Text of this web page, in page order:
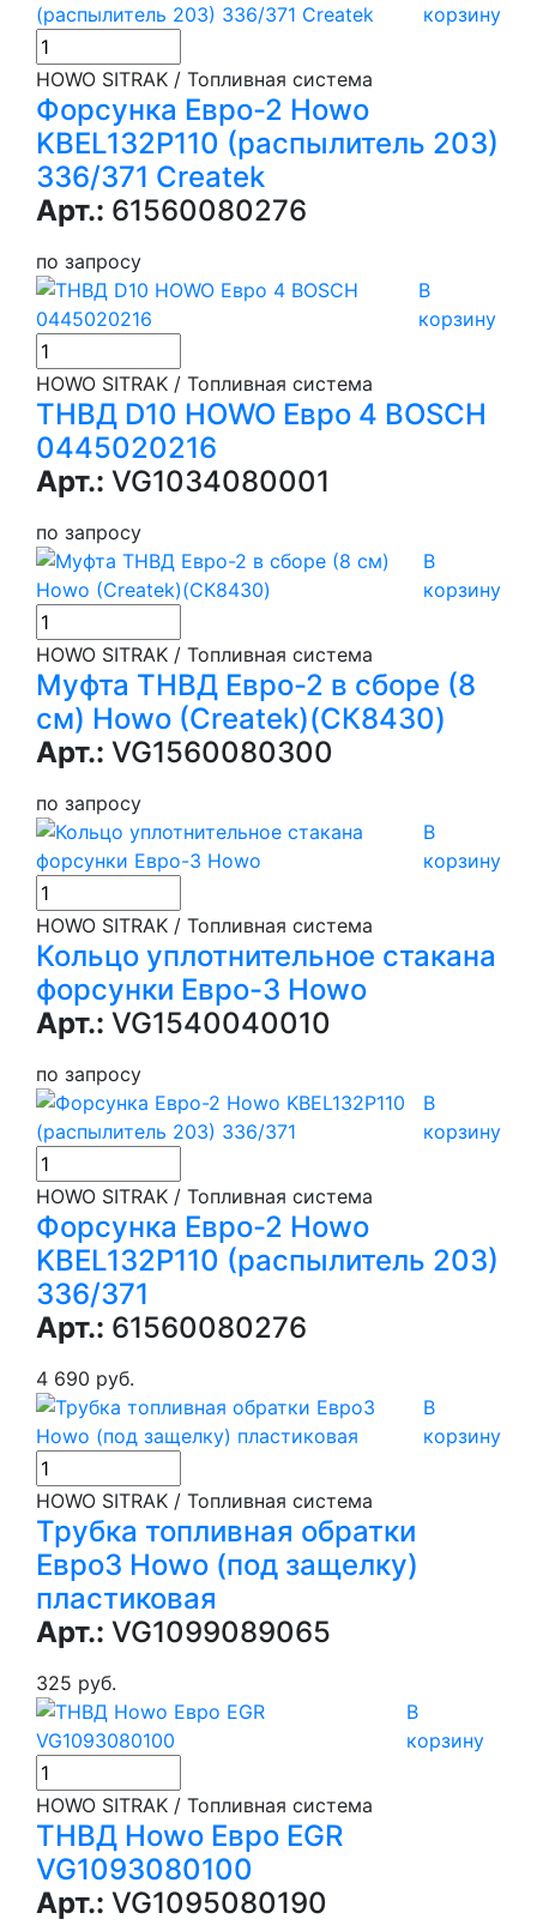
корзину
HOWO SITRAK / Топливная система
Форсунка Евро-2 Howo
KBEL132P110 (распылитель 203)
336/371 Createk
Арт.: 61560080276
по запросу
В
корзину
HOWO SITRAK / Топливная система
ТНВД D10 HOWO Евро 4 BOSCH
0445020216
Арт.: VG1034080001
по запросу
В
корзину
HOWO SITRAK / Топливная система
Муфта ТНВД Евро-2 в сборе (8
см) Howo (Createk)(СК8430)
Арт.: VG1560080300
по запросу
В
корзину
HOWO SITRAK / Топливная система
Кольцо уплотнительное стакана
форсунки Евро-3 Howo
Арт.: VG1540040010
по запросу
В
корзину
HOWO SITRAK / Топливная система
Форсунка Евро-2 Howo
KBEL132P110 (распылитель 203)
336/371
Арт.: 61560080276
4 690 руб.
В
корзину
HOWO SITRAK / Топливная система
Трубка топливная обратки
Евро3 Howo (под защелку)
пластиковая
Арт.: VG1099089065
325 руб.
В
корзину
HOWO SITRAK / Топливная система
ТНВД Howo Евро EGR
VG1093080100
Арт.: VG1095080190